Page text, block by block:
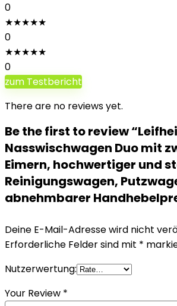
0
★★★★★
0
★★★★★
0
zum Testbericht
There are no reviews yet.
Be the first to review
Nasswischwagen Duo mit
Eimern, hochwertiger und
Reinigungswagen,
abnehmbarer
Deine E-Mail-Adresse wird nicht
Erforderliche Felder sind mit *
Nutzerwertung:
Your Review *